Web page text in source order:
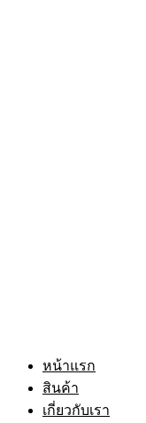
หน้าแรก
สินค้า
เกี่ยวกับเรา